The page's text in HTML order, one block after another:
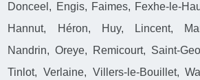
Donceel, Engis, Faimes, Fexhe-le-
Hannut, Héron, Huy, Lincent,
Nandrin, Oreye, Remicourt, Saint-
Tinlot, Verlaine, Villers-le-Bouillet,